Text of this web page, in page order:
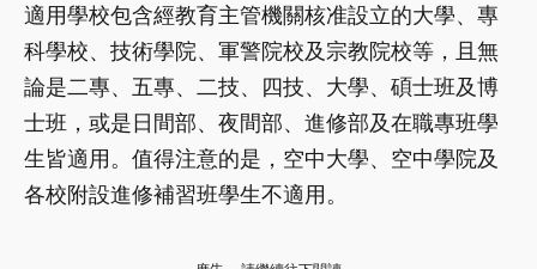
適用學校包含經教育主管機關核准設立的大學、專
科學校、技術學院、軍警院校及宗教院校等，且無
論是二專、五專、二技、四技、大學、碩士班及博
士班，或是日間部、夜間部、進修部及在職專班學
生皆適用。值得注意的是，空中大學、空中學院及
各校附設進修補習班學生不適用。